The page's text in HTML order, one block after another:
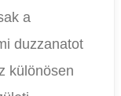
a
duzzanatot
különösen